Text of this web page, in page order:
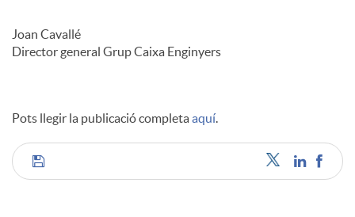
Joan Cavallé
Director general Grup Caixa Enginyers
Pots llegir la publicació completaaquí.
C